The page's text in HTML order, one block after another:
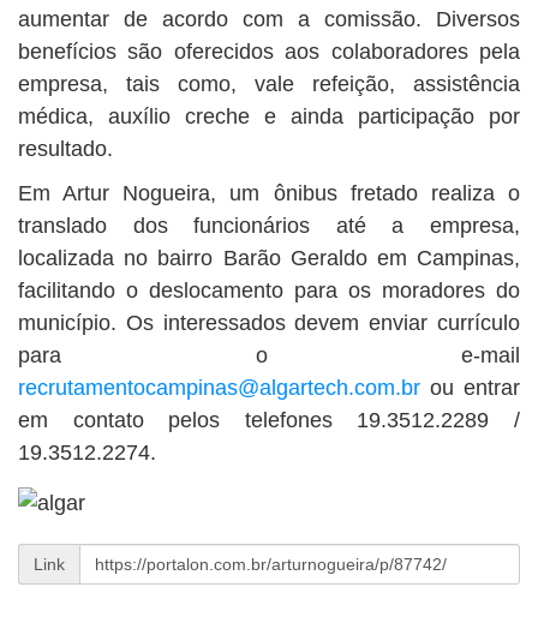
aumentar de acordo com a comissão. Diversos
benefícios são oferecidos aos colaboradores pela
empresa, tais como, vale refeição, assistência
médica, auxílio creche e ainda participação por
resultado.
Em Artur Nogueira, um ônibus fretado realiza o
translado dos funcionários até a empresa,
localizada no bairro Barão Geraldo em Campinas,
facilitando o deslocamento para os moradores do
município. Os interessados devem enviar currículo
para o e-mail
recrutamentocampinas@algartech.com.br ou entrar
em contato pelos telefones 19.3512.2289 /
19.3512.2274.
Link